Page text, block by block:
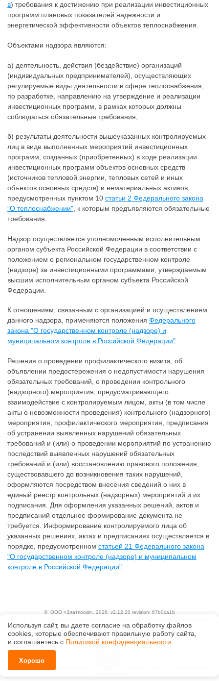
в) требования к достижению при реализации инвестиционных
программ плановых показателей надежности и
энергетической эффективности объектов теплоснабжения.
Объектами надзора являются:
а) деятельность, действия (бездействие) организаций
(индивидуальных предпринимателей), осуществляющих
регулируемые виды деятельности в сфере теплоснабжения,
по разработке, направлению на утверждение и реализации
инвестиционных программ, в рамках которых должны
соблюдаться обязательные требования;
б) результаты деятельности вышеуказанных контролируемых
лиц в виде выполненных мероприятий инвестиционных
программ, созданных (приобретенных) в ходе реализации
инвестиционных программ объектов основных средств
(источников тепловой энергии, тепловых сетей и иных
объектов основных средств) и нематериальных активов,
предусмотренных пунктом 10 статьи 2 Федерального закона
"О теплоснабжении" , к которым предъявляются обязательные
требования.
Надзор осуществляется уполномоченным исполнительным
органом субъекта Российской Федерации в соответствии с
положением о региональном государственном контроле
(надзоре) за инвестиционными программами, утверждаемым
высшим исполнительным органом субъекта Российской
Федерации.
К отношениям, связанным с организацией и осуществлением
данного надзора, применяются положения Федерального
закона "О государственном контроле (надзоре) и
муниципальном контроле в Российской Федерации".
Решения о проведении профилактического визита, об
объявлении предостережения о недопустимости нарушения
обязательных требований, о проведении контрольного
(надзорного) мероприятия, предусматривающего
взаимодействие с контролируемым лицом, акты (в том числе
акты о невозможности проведения) контрольного (надзорного)
мероприятия, профилактического мероприятия, предписания
об устранении выявленных нарушений обязательных
требований и (или) о проведении мероприятий по устранению
последствий выявленных нарушений обязательных
требований и (или) восстановлению правового положения,
существовавшего до возникновения таких нарушений,
оформляются посредством внесения сведений о них в
единый реестр контрольных (надзорных) мероприятий и их
подписания. Для оформления указанных решений, актов и
предписаний отдельное формирование документа не
требуется. Информирование контролируемого лица об
указанных решениях, актах и предписаниях осуществляется в
порядке, предусмотренном статьей 21 Федерального закона
"О государственном контроле (надзоре) и муниципальном
контроле в Российской Федерации"
© ООО «Златпроф» , 2026, v2.12.20 revision: 67b0ca1b
1.01, 3.01
Ценовая политика
Технологии
Исключительные авторские и смежные права принадлежат АО «Кодекс».
Положение по обработке и защите персональных данных
Используя сайт, вы даете согласие на обработку файлов
сооkiеs, которые обеспечивают правильную работу сайта,
и соглашаетесь с Политикой конфиденциальности.
Хорошо